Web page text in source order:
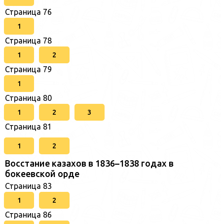
Страница 76
1
Страница 78
1 2
Страница 79
1
Страница 80
1 2 3
Страница 81
1 2
Восстание казахов в 1836–1838 годах в
бокеевской орде
Страница 83
1 2
Страница 86